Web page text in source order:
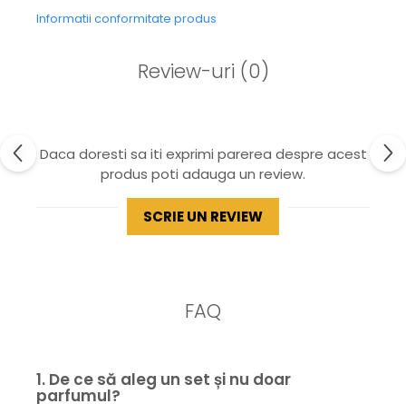
Informatii conformitate produs
Review-uri (0)
Daca doresti sa iti exprimi parerea despre acest
produs poti adauga un review.
SCRIE UN REVIEW
FAQ
1. De ce să aleg un set și nu doar
parfumul?